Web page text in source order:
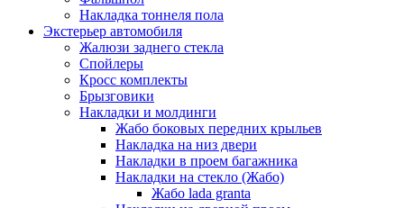
Накладка тоннеля пола
Экстерьер автомобиля
Жалюзи заднего стекла
Спойлеры
Кросс комплекты
Брызговики
Накладки и молдинги
Жабо боковых передних крыльев
Накладка на низ двери
Накладки в проем багажника
Накладки на стекло (Жабо)
Жабо lada granta